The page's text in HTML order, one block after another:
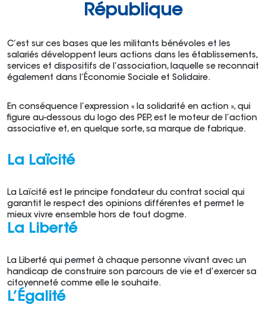
République
C’est sur ces bases que les militants bénévoles et les
salariés développent leurs actions dans les établissements,
services et dispositifs de l’association, laquelle se reconnait
également dans l’Économie Sociale et Solidaire.
En conséquence l’expression « la solidarité en action », qui
figure au-dessous du logo des PEP, est le moteur de l’action
associative et, en quelque sorte, sa marque de fabrique.
La Laïcité
La Laïcité est le principe fondateur du contrat social qui
garantit le respect des opinions différentes et permet le
mieux vivre ensemble hors de tout dogme.
La Liberté
La Liberté qui permet à chaque personne vivant avec un
handicap de construire son parcours de vie et d’exercer sa
citoyenneté comme elle le souhaite.
L’Égalité